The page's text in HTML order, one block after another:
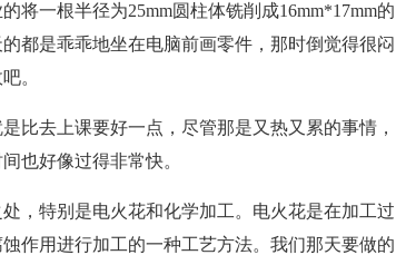
将一根半径为25mm圆柱体铣削成16mm*17mm的
都是乖乖地坐在电脑前画零件，那时倒觉得很闷
。
比去上课要好一点，尽管那是又热又累的事情，
也好像过得非常快。
，特别是电火花和化学加工。电火花是在加工过
作用进行加工的一种工艺方法。我们那天要做的